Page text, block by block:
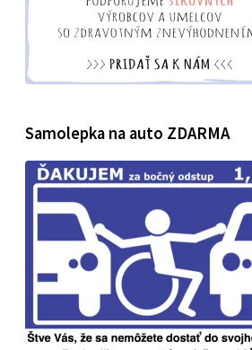
Samolepka na auto ZDARMA